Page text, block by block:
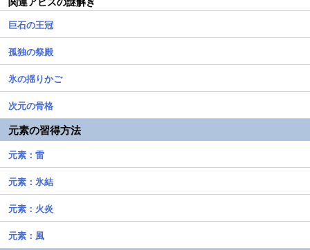
巨石の王冠
孤独の祭殿
氷の揺りかご
次元の骨格
元素の習得方法
元素：雷
元素：氷結
元素：火炎
元素：風